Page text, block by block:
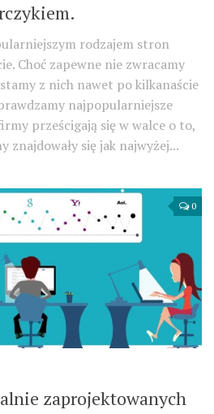
rodzajem stron
Choć zapewne nie zwracamy
z nich nawet po kilkanaście
najpopularniejsze
prześcigają się w walce o to,
znajdowały się jak najwyżej...
0
zaprojektowanych